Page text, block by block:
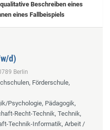
Beschreiben eines
eines Fallbeispiels
d)
Berlin
Förderschule,
Psychologie, Pädagogik,
Recht-Technik, Technik,
Technik-Informatik, Arbeit /